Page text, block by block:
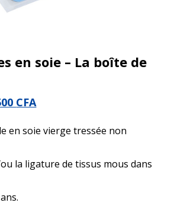
en soie – La boîte de
CFA
en soie vierge tressée non
la ligature de tissus mous dans